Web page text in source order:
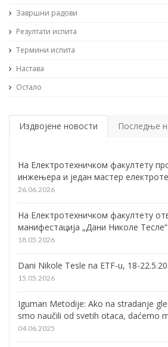
Завршни радови
Резултати испита
Термини испита
Настава
Остало
Издвојене новости Последње
На Електротехничком факултету
инжењера и један мастер
26.06.2026
На Електротехничком факултету
манифестација „Дани Николе Тесле“
18.05.2026
Dani Nikole Tesle na ETF-u, 18-
15.05.2026
Iguman Metodije: Ako na stradanje
smo naučili od svetih otaca, daćemo
04.06.2025